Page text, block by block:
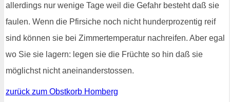
allerdings nur wenige Tage weil die Gefahr besteht daß sie
faulen. Wenn die Pfirsiche noch nicht hunderprozentig reif
sind können sie bei Zimmertemperatur nachreifen. Aber egal
wo Sie sie lagern: legen sie die Früchte so hin daß sie
möglichst nicht aneinanderstossen.
zurück zum Obstkorb Homberg